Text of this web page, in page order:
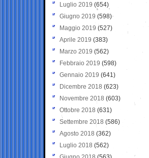
Luglio 2019 (654)
Giugno 2019 (598)
Maggio 2019 (527)
Aprile 2019 (383)
Marzo 2019 (562)
Febbraio 2019 (598)
Gennaio 2019 (641)
Dicembre 2018 (623)
Novembre 2018 (603)
Ottobre 2018 (631)
Settembre 2018 (586)
Agosto 2018 (362)
Luglio 2018 (562)